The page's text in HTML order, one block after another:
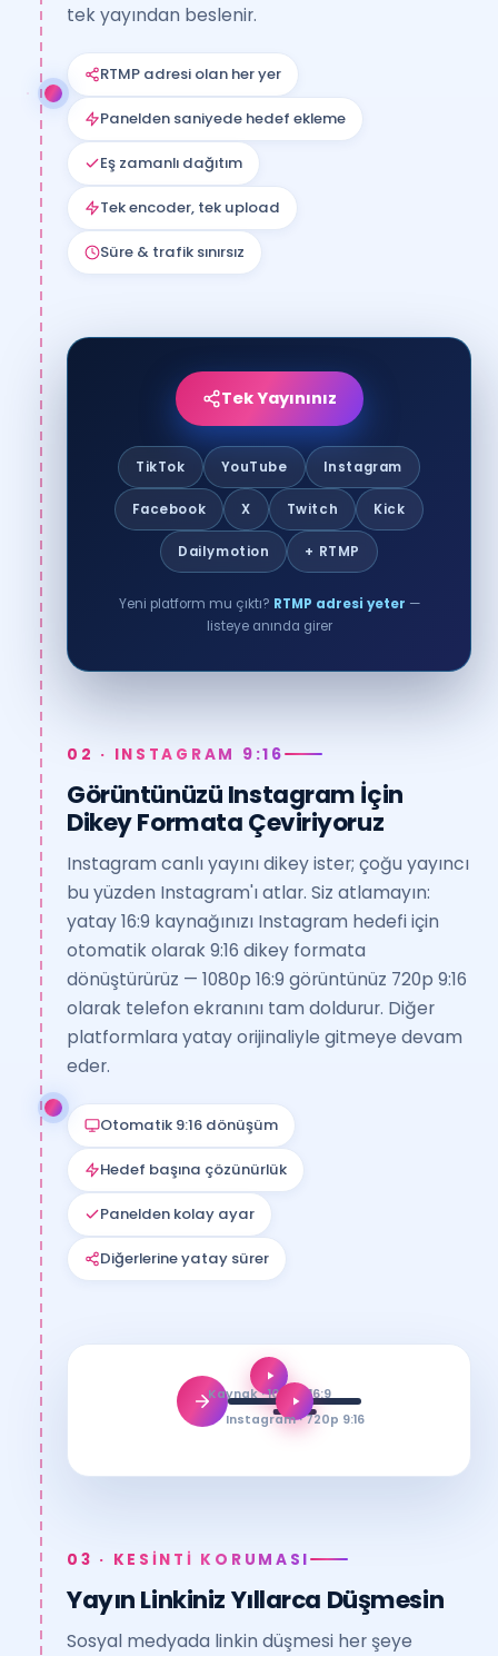
tek yayından beslenir.
RTMP adresi olan her yer
Panelden saniyede hedef ekleme
Eş zamanlı dağıtım
Tek encoder, tek upload
Süre & trafik sınırsız
Tek Yayınınız
TikTok YouTube Instagram
Facebook X Twitch Kick
Dailymotion + RTMP
Yeni platform mu çıktı? RTMP adresi yeter —
listeye anında girer
02 · INSTAGRAM 9:16
Görüntünüzü Instagram İçin
Dikey Formata Çeviriyoruz
Instagram canlı yayını dikey ister; çoğu yayıncı
bu yüzden Instagram'ı atlar. Siz atlamayın:
yatay 16:9 kaynağınızı Instagram hedefi için
otomatik olarak 9:16 dikey formata
dönüştürürüz — 1080p 16:9 görüntünüz 720p 9:16
olarak telefon ekranını tam doldurur. Diğer
platformlara yatay orijinaliyle gitmeye devam
eder.
Otomatik 9:16 dönüşüm
Hedef başına çözünürlük
Panelden kolay ayar
Diğerlerine yatay sürer
Kaynak · 1080p 16:9
Instagram · 720p 9:16
03 · KESİNTİ KORUMASI
Yayın Linkiniz Yıllarca Düşmesin
Sosyal medyada linkin düşmesi her şeye